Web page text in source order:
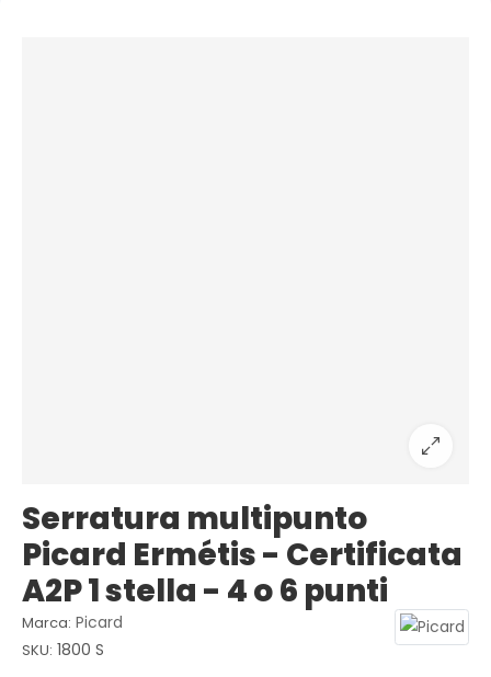
Serratura multipunto
Picard Ermétis - Certificata
A2P 1 stella - 4 o 6 punti
Marca: Picard
SKU: 1800 S